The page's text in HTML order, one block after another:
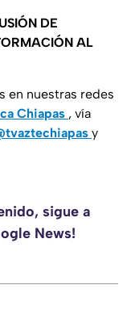
DE
AL
en nuestras redes
Chiapas , vía
y
sigue a
News!